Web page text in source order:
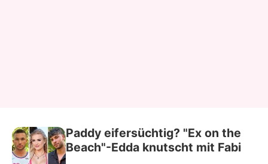
Paddy eifersüchtig? "Ex on the
Beach"-Edda knutscht mit Fabi